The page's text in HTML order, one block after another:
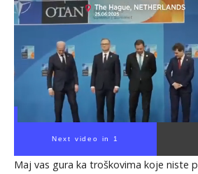
Next video in 1
Maj vas gura ka troškovima koje niste